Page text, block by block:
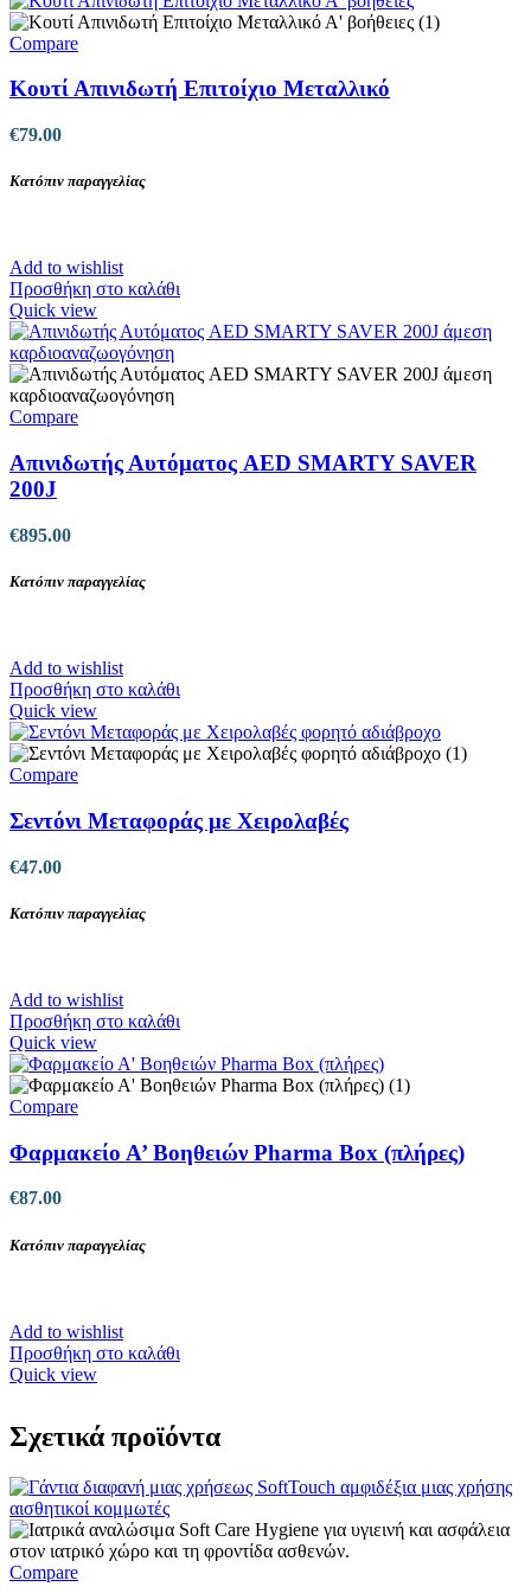
Compare
Κουτί Απινιδωτή Επιτοίχιο Μεταλλικό
€79.00
Κατόπιν παραγγελίας
Add to wishlist
Προσθήκη στο καλάθι
Quick view
Compare
Απινιδωτής Αυτόματος AED SMARTY SAVER
200J
€895.00
Κατόπιν παραγγελίας
Add to wishlist
Προσθήκη στο καλάθι
Quick view
Compare
Σεντόνι Μεταφοράς με Χειρολαβές
€47.00
Κατόπιν παραγγελίας
Add to wishlist
Προσθήκη στο καλάθι
Quick view
Compare
Φαρμακείο Α’ Βοηθειών Pharma Box (πλήρες)
€87.00
Κατόπιν παραγγελίας
Add to wishlist
Προσθήκη στο καλάθι
Quick view
Σχετικά προϊόντα
Compare